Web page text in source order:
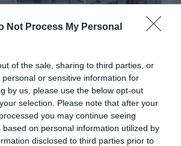
Not Process My Personal
of the sale, sharing to third parties, or
or sensitive information for
by us, please use the below opt-out
selection. Please note that after your
you may continue seeing
based on personal information utilized by
disclosed to third parties prior to
GUARDA
da ULS da Guarda
da qualidade
época balnear